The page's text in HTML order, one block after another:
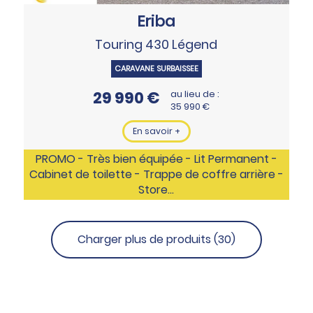
Eriba
Touring 430 Légend
CARAVANE SURBAISSEE
29 990 €
au lieu de :
35 990 €
En savoir +
PROMO - Très bien équipée - Lit Permanent -
Cabinet de toilette - Trappe de coffre arrière -
Store…
Charger plus de produits (30)